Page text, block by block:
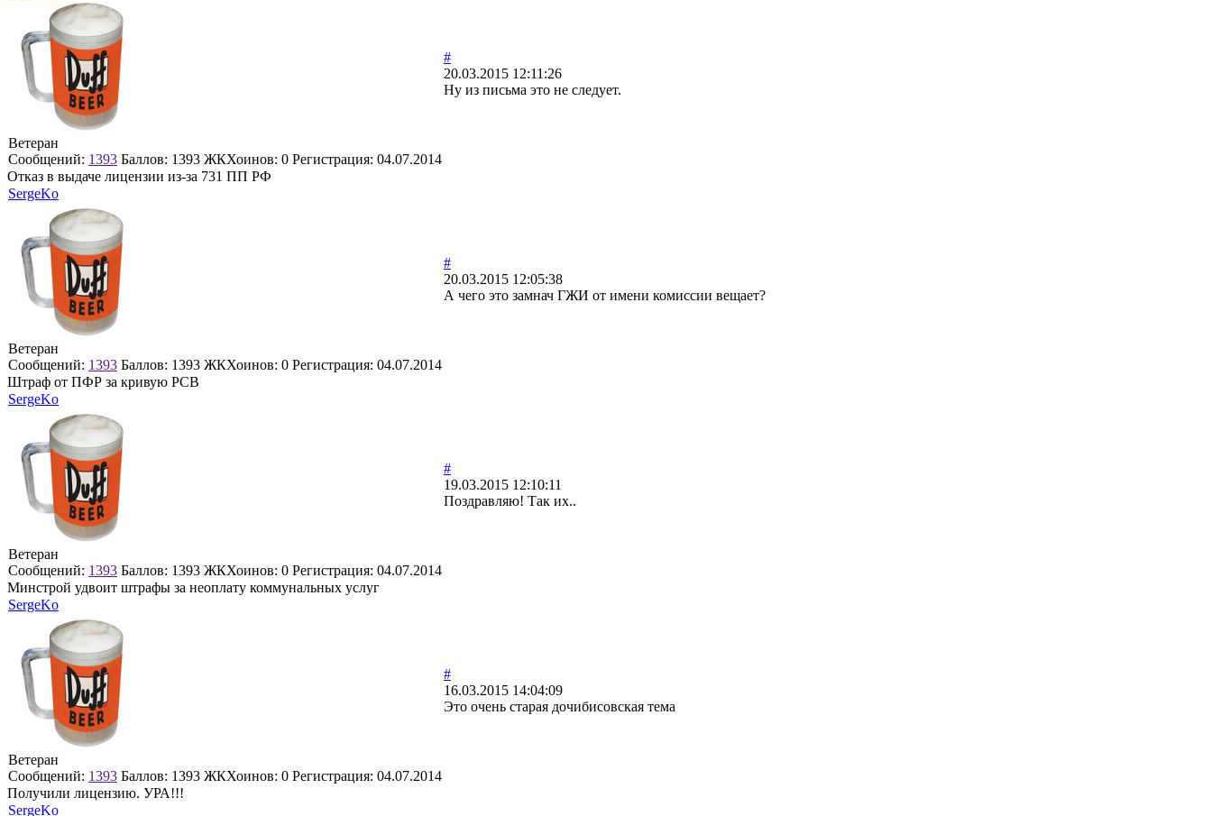
Ветеран
Сообщений: 1393 Баллов: 1393 ЖКХоинов: 0 Регистрация: 04.07.2014
#
20.03.2015 12:11:26
Ну из письма это не следует.
Отказ в выдаче лицензии из-за 731 ПП РФ
SergeKo
Ветеран
Сообщений: 1393 Баллов: 1393 ЖКХоинов: 0 Регистрация: 04.07.2014
#
20.03.2015 12:05:38
А чего это замнач ГЖИ от имени комиссии вещает?
Штраф от ПФР за кривую РСВ
SergeKo
Ветеран
Сообщений: 1393 Баллов: 1393 ЖКХоинов: 0 Регистрация: 04.07.2014
#
19.03.2015 12:10:11
Поздравляю! Так их..
Минстрой удвоит штрафы за неоплату коммунальных услуг
SergeKo
Ветеран
Сообщений: 1393 Баллов: 1393 ЖКХоинов: 0 Регистрация: 04.07.2014
#
16.03.2015 14:04:09
Это очень старая дочибисовская тема
Получили лицензию. УРА!!!
SergeKo